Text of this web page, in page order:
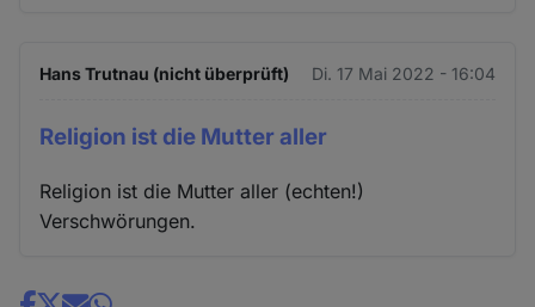
Hans Trutnau (nicht überprüft) Di. 17 Mai 2022 - 16:04
Religion ist die Mutter aller
Religion ist die Mutter aller (echten!)
Verschwörungen.